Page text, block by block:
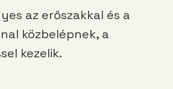
az erőszakkal és a
közbelépnek, a
kezelik.